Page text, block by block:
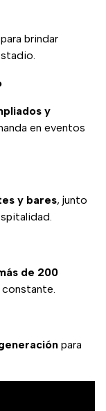
tres
para brindar
y
en eventos
y bares, junto
de 200
para